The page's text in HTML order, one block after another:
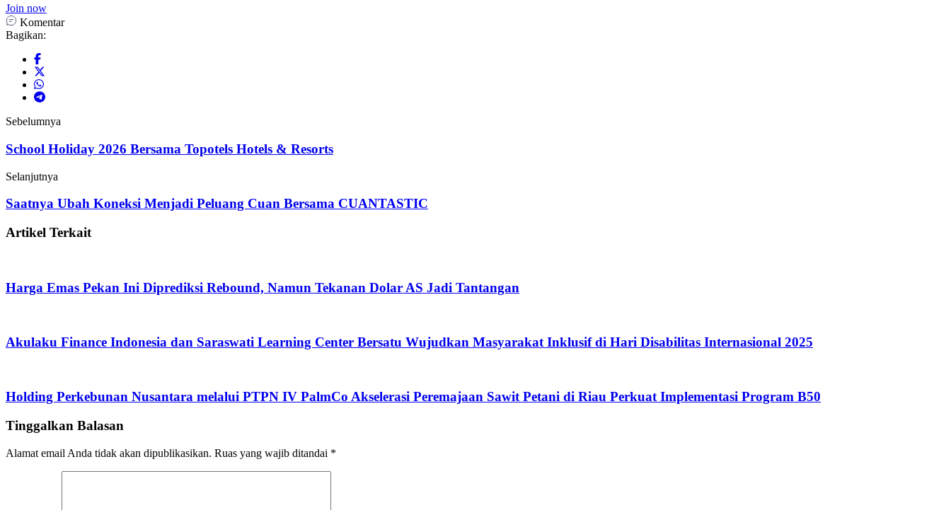
Join now
Komentar
Bagikan:
Sebelumnya
School Holiday 2026 Bersama Topotels Hotels & Resorts
Selanjutnya
Saatnya Ubah Koneksi Menjadi Peluang Cuan Bersama CUANTASTIC
Artikel Terkait
Harga Emas Pekan Ini Diprediksi Rebound, Namun Tekanan Dolar AS Jadi Tantangan
Akulaku Finance Indonesia dan Saraswati Learning Center Bersatu Wujudkan Masyarakat Inklusif di Hari Disabilitas Internasional 2025
Holding Perkebunan Nusantara melalui PTPN IV PalmCo Akselerasi Peremajaan Sawit Petani di Riau Perkuat Implementasi Program B50
Tinggalkan Balasan
Alamat email Anda tidak akan dipublikasikan. Ruas yang wajib ditandai *